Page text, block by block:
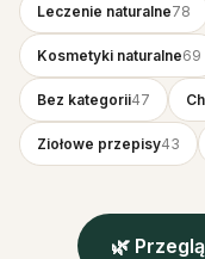
Leczenie naturalne78
Kosmetyki naturalne69
Bez kategorii47
Ziołowe przepisy43
🌿